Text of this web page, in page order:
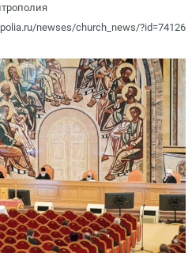
newses/church_news/?id=74126